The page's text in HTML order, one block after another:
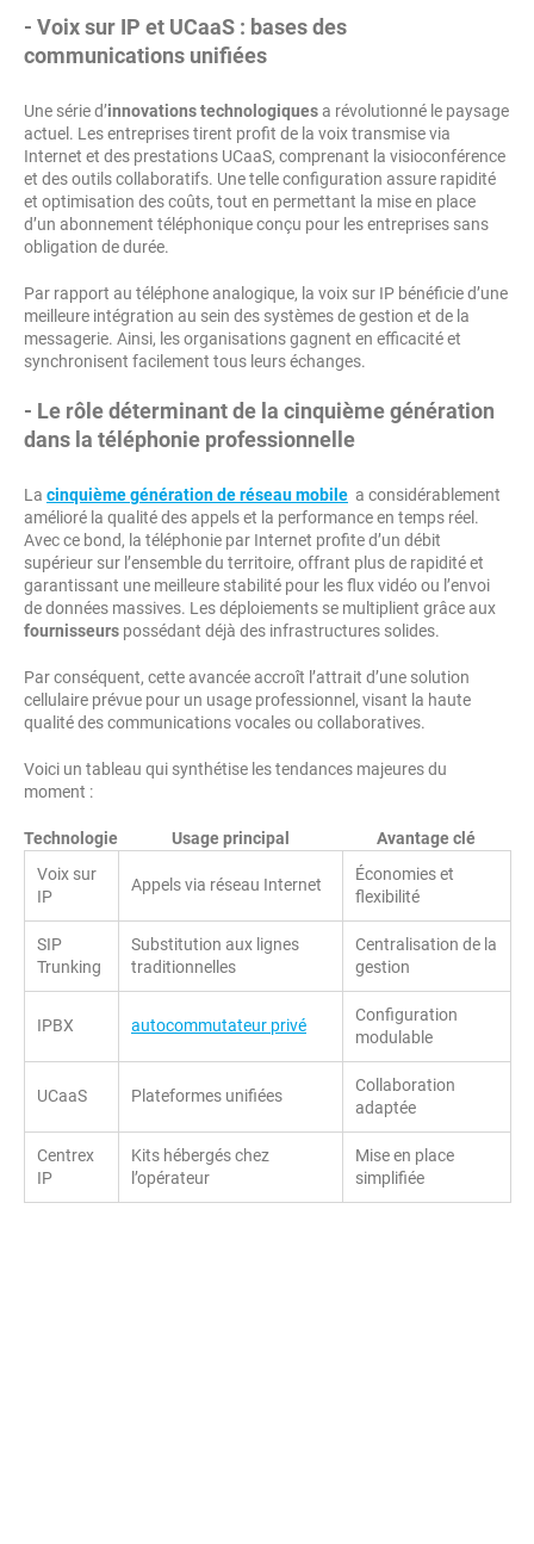
- Voix sur IP et UCaaS : bases des
communications unifiées
Une série d’innovations technologiquesa révolutionné le paysage
actuel. Les entreprises tirent profit de la voix transmise via
Internet et des prestations UCaaS, comprenant la visioconférence
et des outils collaboratifs. Une telle configuration assure rapidité
et optimisation des coûts, tout en permettant la mise en place
d’un abonnement téléphonique conçu pour les entreprises sans
obligation de durée.
Par rapport au téléphone analogique, la voix sur IP bénéficie d’une
meilleure intégration au sein des systèmes de gestion et de la
messagerie. Ainsi, les organisations gagnent en efficacité et
synchronisent facilement tous leurs échanges.
- Le rôle déterminant de la cinquième génération
dans la téléphonie professionnelle
La cinquième génération de réseau mobile a considérablement
amélioré la qualité des appels et la performance en temps réel.
Avec ce bond, la téléphonie par Internet profite d’un débit
supérieur sur l’ensemble du territoire, offrant plus de rapidité et
garantissant une meilleure stabilité pour les flux vidéo ou l’envoi
de données massives. Les déploiements se multiplient grâce aux
fournisseurs possédant déjà des infrastructures solides.
Par conséquent, cette avancée accroît l’attrait d’une solution
cellulaire prévue pour un usage professionnel, visant la haute
qualité des communications vocales ou collaboratives.
Voici un tableau qui synthétise les tendances majeures du
moment :
Technologie Usage principal
Avantage clé
Voix sur
IP
Appels via réseau Internet
Économies et
flexibilité
SIP
Trunking
Substitution aux lignes
traditionnelles
Centralisation de la
gestion
IPBX autocommutateur privé
Configuration
modulable
UCaaS Plateformes unifiées
Collaboration
adaptée
Centrex
IP
Kits hébergés chez
l’opérateur
Mise en place
simplifiée